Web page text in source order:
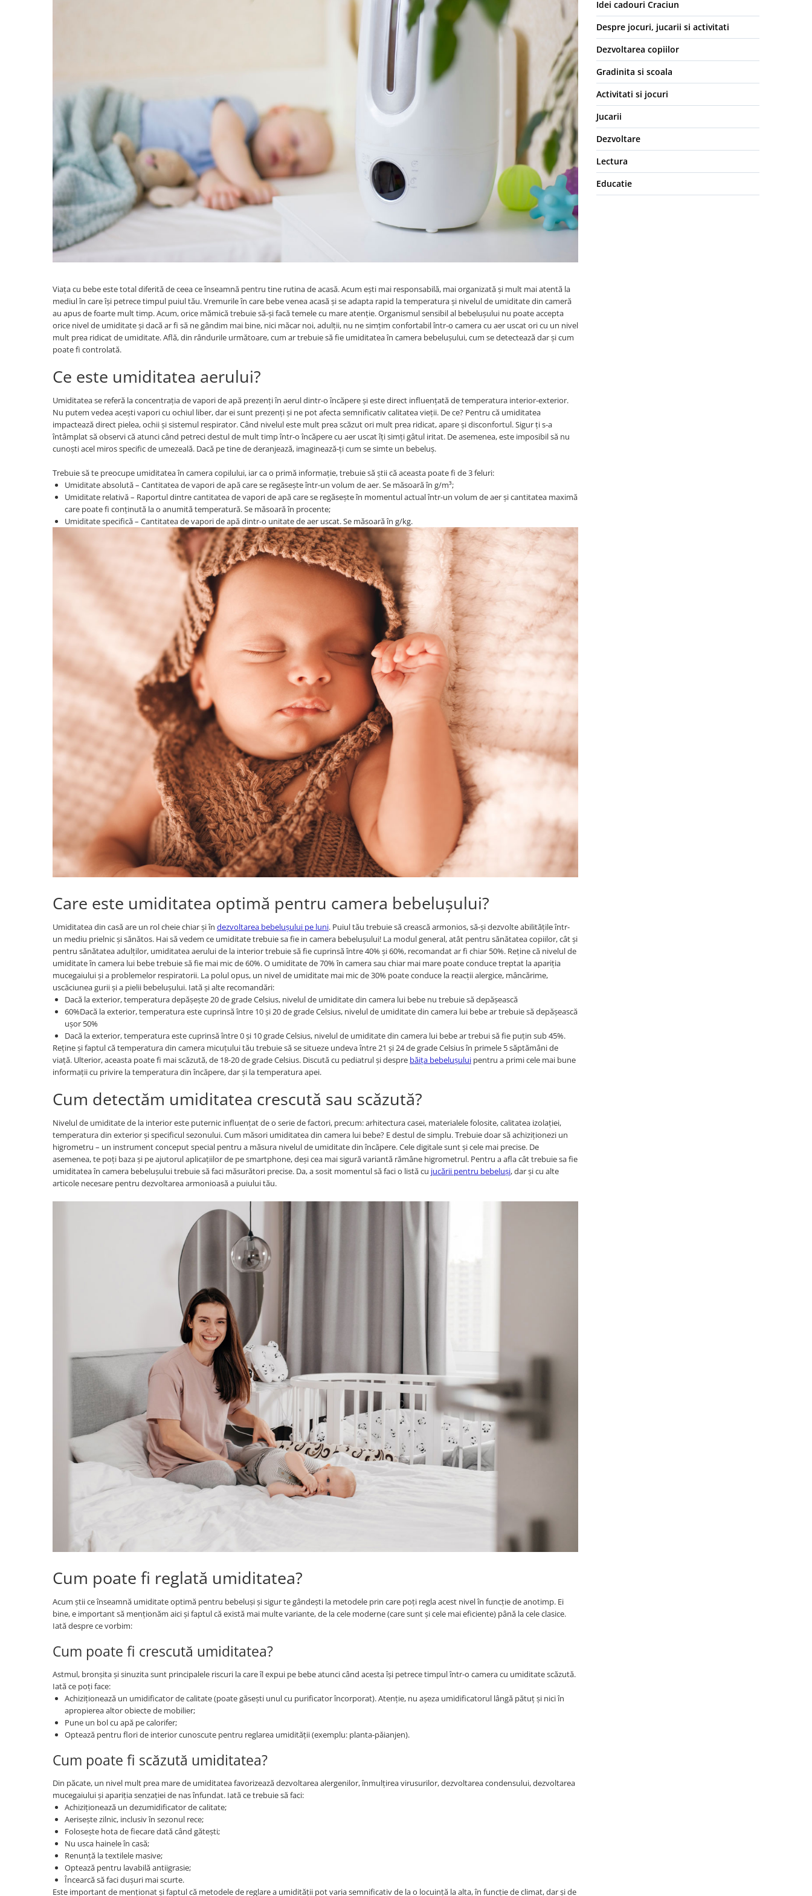
Jocuri inteligenta si memorie
Jocuri dezvoltare emotionala
Jucarii din lemn
Jocuri si jucarii stiinta
Jucarii si jocuri Montessori
Jocuri de relaxare
Papusi Barbie
Ceasuri copii
Jocuri dezvoltarea imaginatiei
Jocuri geografie
Jocuri invatat limba engleza
Jocuri Origami
Jocuri STEAM
Jucarii interactive
Jucarii muzicale
Jucării ȋndemânare
Roboti de jucarie
Jucarii bebelusi
Centre de activitati
Plusuri bebelusi
Carti senzoriale bebelusi
Figurine animale domestice
Figurine animale salbatice
Figurine dinozauri
Figurine Disney
Colectia invat sa citesc
Cărți de Crăciun
Carti dezvoltare emotionala
Carti parenting
Carti educative
Carti povesti ilustrate
Carti bebelusi
Carti de colorat
Carti de fictiune
Carti de povesti
Carti dezvoltare personala
Carti metoda Montessori
Carti si culegeri cu exercitii
Cărți educative pentru copii
Gradinita si scoala
Role si Skateboard
Articole pentru colectionari
Colectia Nave Militare
Colectiile Panini
Formula 1 The Car Collection
Micii colectionari
Animale din Salbaticie
Animalele Planetei
Colectia Barbie Jocul de-a Moda
Colectia insecte din lumea
Vietuitoare din mari si oceane
Colectia Betterly
Pe urmele dinozaurilor
Camera copilului
Viața cu bebe este total diferită de ceea ce înseamnă pentru tine rutina de acasă. Acum ești mai responsabilă, mai organizată și mult mai atentă la
mediul în care își petrece timpul puiul tău. Vremurile în care bebe venea acasă și se adapta rapid la temperatura și nivelul de umiditate din cameră
au apus de foarte mult timp. Acum, orice mămică trebuie să-și facă temele cu mare atenție. Organismul sensibil al bebelușului nu poate accepta
orice nivel de umiditate și dacă ar fi să ne gândim mai bine, nici măcar noi, adulții, nu ne simțim confortabil într-o camera cu aer uscat ori cu un nivel
mult prea ridicat de umiditate. Află, din rândurile următoare, cum ar trebuie să fie umiditatea în camera bebelușului, cum se detectează dar și cum
poate fi controlată.
Ce este umiditatea aerului?
Umiditatea se referă la concentrația de vapori de apă prezenți în aerul dintr-o încăpere și este direct influențată de temperatura interior-exterior.
Nu putem vedea acești vapori cu ochiul liber, dar ei sunt prezenți și ne pot afecta semnificativ calitatea vieții. De ce? Pentru că umiditatea
impactează direct pielea, ochii și sistemul respirator. Când nivelul este mult prea scăzut ori mult prea ridicat, apare și disconfortul. Sigur ți s-a
întâmplat să observi că atunci când petreci destul de mult timp într-o încăpere cu aer uscat îți simți gâtul iritat. De asemenea, este imposibil să nu
cunoști acel miros specific de umezeală. Dacă pe tine de deranjează, imaginează-ți cum se simte un bebeluș.
Trebuie să te preocupe umiditatea în camera copilului, iar ca o primă informație, trebuie să știi că aceasta poate fi de 3 feluri:
Umiditate absolută – Cantitatea de vapori de apă care se regăsește într-un volum de aer. Se măsoară în g/m³;
Umiditate relativă – Raportul dintre cantitatea de vapori de apă care se regăsește în momentul actual într-un volum de aer și cantitatea maximă
care poate fi conținută la o anumită temperatură. Se măsoară în procente;
Umiditate specifică – Cantitatea de vapori de apă dintr-o unitate de aer uscat. Se măsoară în g/kg.
Care este umiditatea optimă pentru camera bebelușului?
Umiditatea din casă are un rol cheie chiar și în dezvoltarea bebelușului pe luni. Puiul tău trebuie să crească armonios, să-și dezvolte abilitățile într-
un mediu prielnic și sănătos. Hai să vedem ce umiditate trebuie sa fie in camera bebelușului! La modul general, atât pentru sănătatea copiilor, cât și
pentru sănătatea adulților, umiditatea aerului de la interior trebuie să fie cuprinsă între 40% și 60%, recomandat ar fi chiar 50%. Reține că nivelul de
umiditate în camera lui bebe trebuie să fie mai mic de 60%. O umiditate de 70% în camera sau chiar mai mare poate conduce treptat la apariția
mucegaiului și a problemelor respiratorii. La polul opus, un nivel de umiditate mai mic de 30% poate conduce la reacții alergice, mâncărime,
uscăciunea gurii și a pielii bebelușului. Iată și alte recomandări:
Dacă la exterior, temperatura depășește 20 de grade Celsius, nivelul de umiditate din camera lui bebe nu trebuie să depășească
60%Dacă la exterior, temperatura este cuprinsă între 10 și 20 de grade Celsius, nivelul de umiditate din camera lui bebe ar trebuie să depășească
ușor 50%
Dacă la exterior, temperatura este cuprinsă între 0 și 10 grade Celsius, nivelul de umiditate din camera lui bebe ar trebui să fie puțin sub 45%.
Reține și faptul că temperatura din camera micuțului tău trebuie să se situeze undeva între 21 și 24 de grade Celsius în primele 5 săptămâni de
viață. Ulterior, aceasta poate fi mai scăzută, de 18-20 de grade Celsius. Discută cu pediatrul și despre băița bebelușului pentru a primi cele mai bune
informații cu privire la temperatura din încăpere, dar și la temperatura apei.
Cum detectăm umiditatea crescută sau scăzută?
Nivelul de umiditate de la interior este puternic influențat de o serie de factori, precum: arhitectura casei, materialele folosite, calitatea izolației,
temperatura din exterior și specificul sezonului. Cum măsori umiditatea din camera lui bebe? E destul de simplu. Trebuie doar să achiziționezi un
higrometru – un instrument conceput special pentru a măsura nivelul de umiditate din încăpere. Cele digitale sunt și cele mai precise. De
asemenea, te poți baza și pe ajutorul aplicațiilor de pe smartphone, deși cea mai sigură variantă rămâne higrometrul. Pentru a afla cât trebuie sa fie
umiditatea în camera bebelușului trebuie să faci măsurători precise. Da, a sosit momentul să faci o listă cu jucării pentru bebeluși, dar și cu alte
articole necesare pentru dezvoltarea armonioasă a puiului tău.
Cum poate fi reglată umiditatea?
Acum știi ce înseamnă umiditate optimă pentru bebeluși și sigur te gândești la metodele prin care poți regla acest nivel în funcție de anotimp. Ei
bine, e important să menționăm aici și faptul că există mai multe variante, de la cele moderne (care sunt și cele mai eficiente) până la cele clasice.
Iată despre ce vorbim:
Cum poate fi crescută umiditatea?
Astmul, bronșita și sinuzita sunt principalele riscuri la care îl expui pe bebe atunci când acesta își petrece timpul într-o camera cu umiditate scăzută.
Iată ce poți face:
Achiziționează un umidificator de calitate (poate găsești unul cu purificator încorporat). Atenție, nu așeza umidificatorul lângă pătuț și nici în
apropierea altor obiecte de mobilier;
Pune un bol cu apă pe calorifer;
Optează pentru flori de interior cunoscute pentru reglarea umidității (exemplu: planta-păianjen).
Cum poate fi scăzută umiditatea?
Din păcate, un nivel mult prea mare de umiditatea favorizează dezvoltarea alergenilor, înmulțirea virusurilor, dezvoltarea condensului, dezvoltarea
mucegaiului și apariția senzației de nas înfundat. Iată ce trebuie să faci:
Achiziționează un dezumidificator de calitate;
Aerisește zilnic, inclusiv în sezonul rece;
Folosește hota de fiecare dată când gătești;
Nu usca hainele în casă;
Renunță la textilele masive;
Optează pentru lavabilă antiigrasie;
Încearcă să faci dușuri mai scurte.
Este important de menționat și faptul că metodele de reglare a umidității pot varia semnificativ de la o locuință la alta, în funcție de climat, dar și de
Idei cadouri Craciun
Despre jocuri, jucarii si activitati
Dezvoltarea copiilor
Gradinita si scoala
Activitati si jocuri
Jucarii
Dezvoltare
Lectura
Educatie